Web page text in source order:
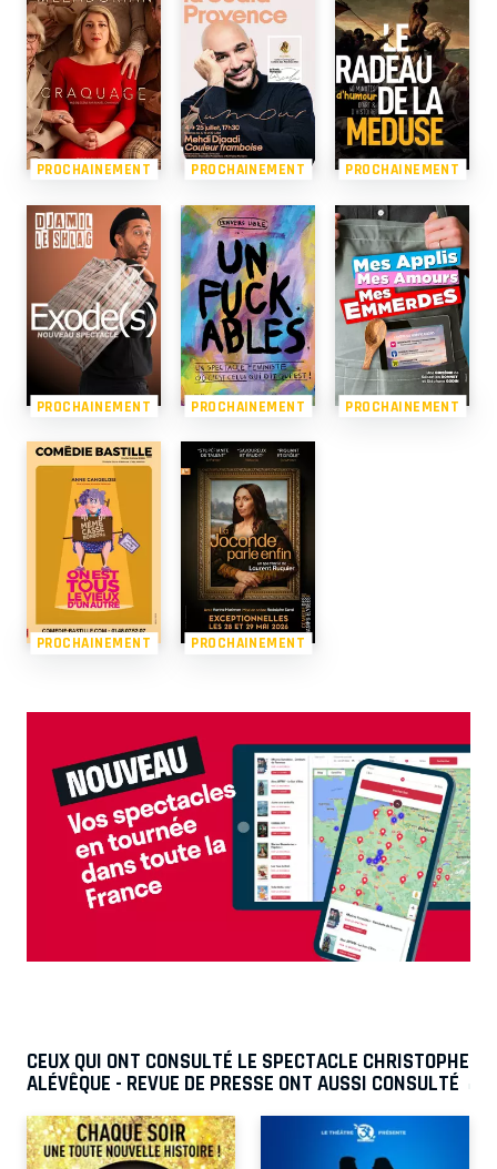
PROCHAINEMENT PROCHAINEMENT PROCHAINEMENT
PROCHAINEMENT PROCHAINEMENT PROCHAINEMENT
PROCHAINEMENT PROCHAINEMENT
CEUX QUI ONT CONSULTÉ LE SPECTACLE CHRISTOPHE
ALÉVÊQUE - REVUE DE PRESSE ONT AUSSI CONSULTÉ